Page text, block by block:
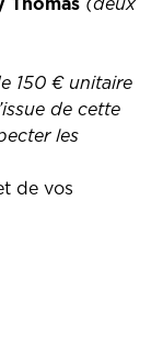
(deux
150 € unitaire
de cette
les
de vos